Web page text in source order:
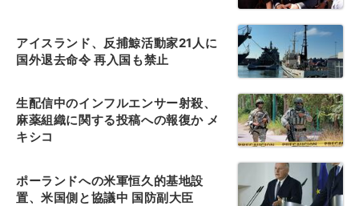
アイスランド、反捕鯨活動家21人に
国外退去命令 再入国も禁止
生配信中のインフルエンサー射殺、
麻薬組織に関する投稿への報復か メ
キシコ
ポーランドへの米軍恒久的基地設
置、米国側と協議中 国防副大臣